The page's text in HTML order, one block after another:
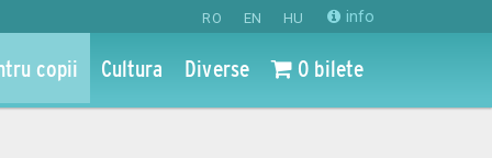
RO EN HU info
copii Cultura Diverse 0 bilete